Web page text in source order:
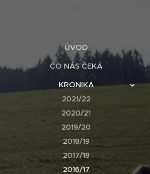
ÚVOD
CO NÁS ČEKÁ
KRONIKA
2021/22
2020/21
2019/20
2018/19
2017/18
2016/17